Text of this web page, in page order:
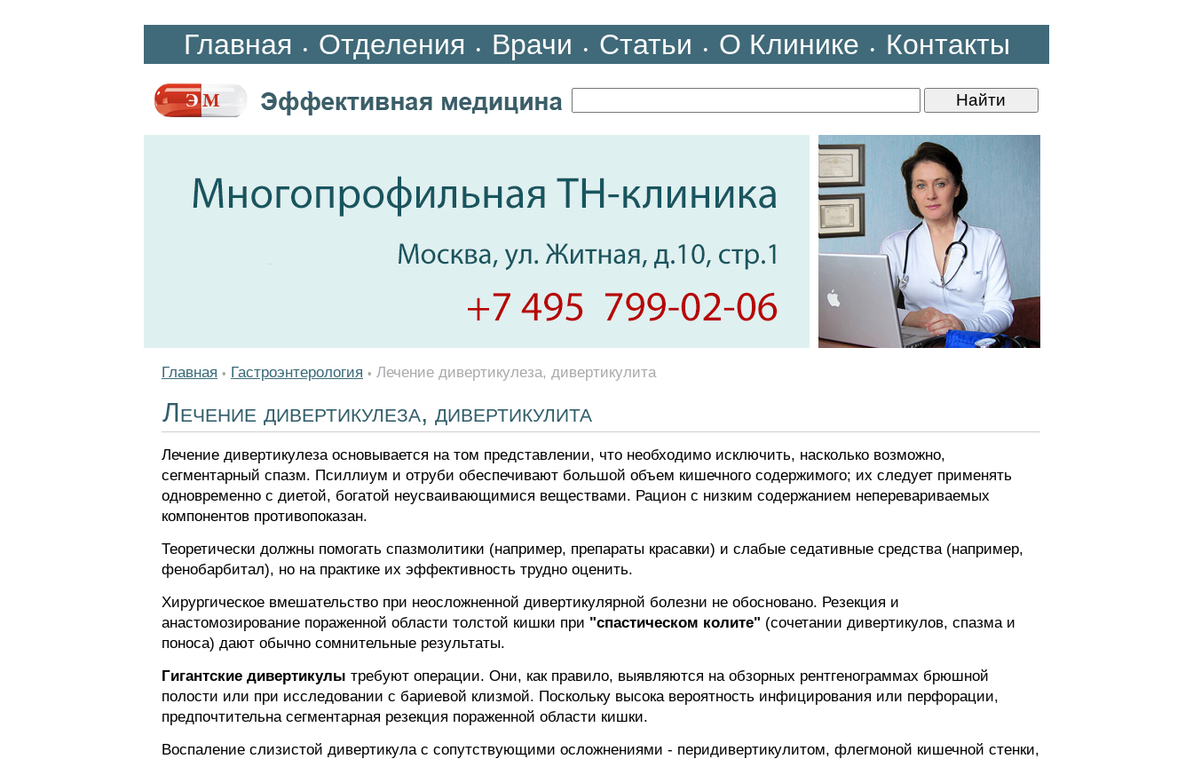
Главная • Отделения • Врачи • Статьи • О Клинике • Контакты
Главная • Гастроэнтерология • Лечение дивертикулеза, дивертикулита
Лечение дивертикулеза, дивертикулита
Лечение дивертикулеза основывается на том представлении, что необходимо исключить, насколько возможно,
сегментарный спазм. Псиллиум и отруби обеспечивают большой объем кишечного содержимого; их следует применять
одновременно с диетой, богатой неусваивающимися веществами. Рацион с низким содержанием неперевариваемых
компонентов противопоказан.
Теоретически должны помогать спазмолитики (например, препараты красавки) и слабые седативные средства (например,
фенобарбитал), но на практике их эффективность трудно оценить.
Хирургическое вмешательство при неосложненной дивертикулярной болезни не обосновано. Резекция и
анастомозирование пораженной области толстой кишки при "спастическом колите" (сочетании дивертикулов, спазма и
поноса) дают обычно сомнительные результаты.
Гигантские дивертикулы требуют операции. Они, как правило, выявляются на обзорных рентгенограммах брюшной
полости или при исследовании с бариевой клизмой. Поскольку высока вероятность инфицирования или перфорации,
предпочтительна сегментарная резекция пораженной области кишки.
Воспаление слизистой дивертикула с сопутствующими осложнениями - перидивертикулитом, флегмоной кишечной стенки,